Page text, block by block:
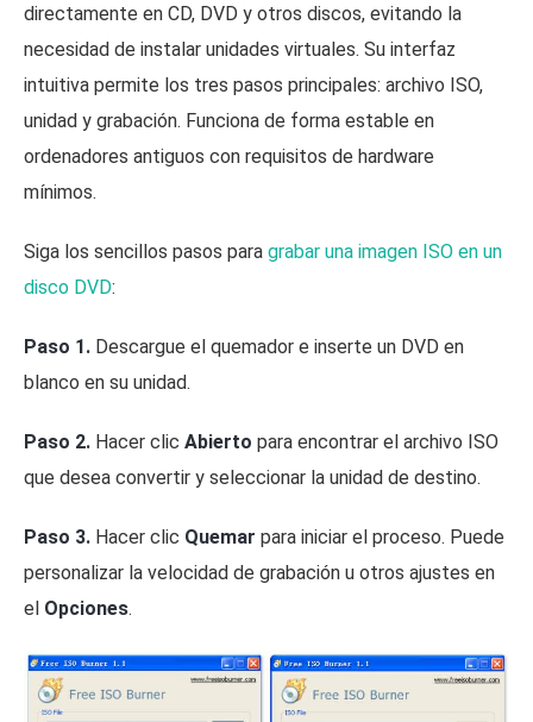
directamente en CD, DVD y otros discos, evitando la
necesidad de instalar unidades virtuales. Su interfaz
intuitiva permite los tres pasos principales: archivo ISO,
unidad y grabación. Funciona de forma estable en
ordenadores antiguos con requisitos de hardware
mínimos.
Siga los sencillos pasos para grabar una imagen ISO en un
disco DVD:
Paso 1. Descargue el quemador e inserte un DVD en
blanco en su unidad.
Paso 2. Hacer clic Abierto para encontrar el archivo ISO
que desea convertir y seleccionar la unidad de destino.
Paso 3. Hacer clic Quemar para iniciar el proceso. Puede
personalizar la velocidad de grabación u otros ajustes en
el Opciones.